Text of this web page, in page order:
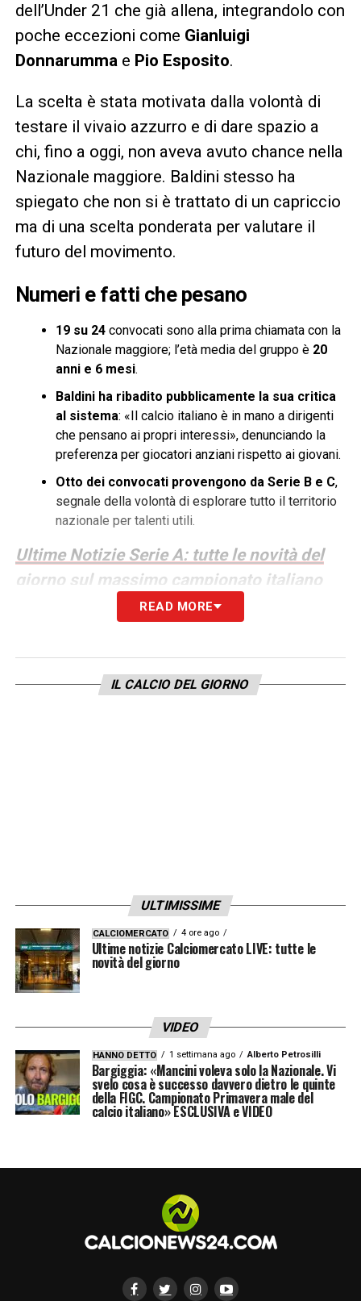
dell’Under 21 che già allena, integrandolo con
poche eccezioni come Gianluigi
Donnarummae Pio Esposito.
La scelta è stata motivata dalla volontà di
testare il vivaio azzurro e di dare spazio a
chi, fino a oggi, non aveva avuto chance nella
Nazionale maggiore. Baldini stesso ha
spiegato che non si è trattato di un capriccio
ma di una scelta ponderata per valutare il
futuro del movimento.
Numeri e fatti che pesano
19 su 24convocati sono alla prima chiamata con la
Nazionale maggiore; l’età media del gruppo è 20
anni e 6 mesi.
Baldini ha ribadito pubblicamente la sua critica
al sistema: «Il calcio italiano è in mano a dirigenti
che pensano ai propri interessi», denunciando la
preferenza per giocatori anziani rispetto ai giovani.
Otto dei convocati provengono da Serie B e C,
segnale della volontà di esplorare tutto il territorio
nazionale per talenti utili.
Ultime Notizie Serie A: tutte le novità del
giorno sul massimo campionato italiano
Perché confermare Baldini potrebbe
avere senso
Primo, Baldini ha già un gruppo coeso che
piuttosto che soluzioni tampone.
Terzo, i segnali concreti (ampio ricambio
generazionale e sperimentazione su
giocatori di Serie B/C) mostrano un piano
che va oltre le due amichevoli estive.
Rischi e considerazioni
Confermare Baldini significherebbe accettare
un percorso dirinnovamento graduale
scegliere un ct esterno garantirebbe
esperienza ma rischierebbe di interrompere il
tecnico, ma anche lavisione strategica
READ MORE
IL CALCIO DEL GIORNO
ULTIMISSIME
CALCIOMERCATO 4 ore ago
Ultime notizie Calciomercato LIVE: tutte le
novità del giorno
VIDEO
HANNO DETTO 1 settimana ago Alberto Petrosilli
Bargiggia: «Mancini voleva solo la Nazionale. Vi
svelo cosa è successo davvero dietro le quinte
della FIGC. Campionato Primavera male del
calcio italiano» ESCLUSIVA e VIDEO